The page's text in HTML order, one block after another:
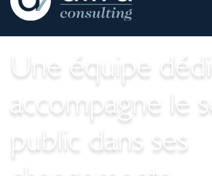
Une équipe
accompagne le
public dans ses